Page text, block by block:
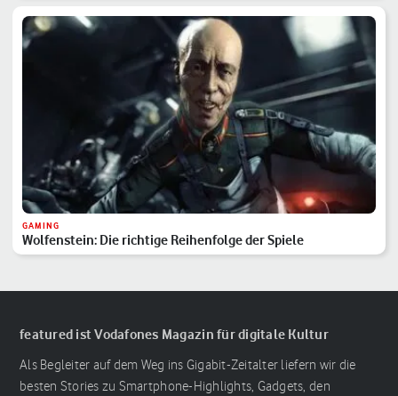
GAMING
Wolfenstein: Die richtige Reihenfolge der Spiele
featured ist Vodafones Magazin für digitale Kultur
Als Begleiter auf dem Weg ins Gigabit-Zeitalter liefern wir die
besten Stories zu Smartphone-Highlights, Gadgets, den